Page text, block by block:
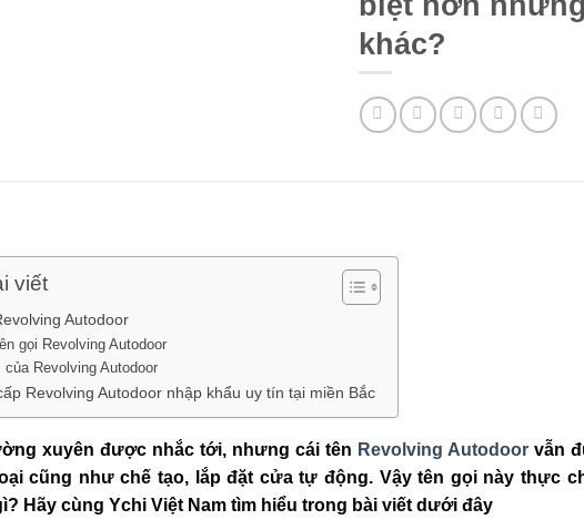
khác?
viết
Autodoor
gọi Revolving Autodoor
Revolving Autodoor
Revolving Autodoor nhập khẩu uy tín tại miền Bắc
xuyên được nhắc tới, nhưng cái tên Revolving Autodoor vẫn
cũng như chế tạo, lắp đặt cửa tự động. Vậy tên gọi này thực
Hãy cùng Ychi Việt Nam tìm hiểu trong bài viết dưới đây